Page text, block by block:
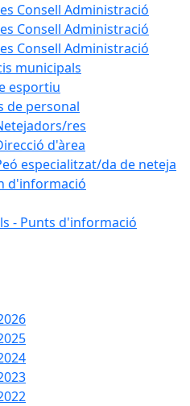
Consell Administració
Consell Administració
Consell Administració
municipals
esportiu
de personal
res
d'àrea
especialitzat/da de neteja
d'informació
- Punts d'informació